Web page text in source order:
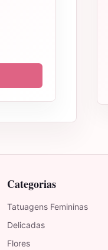
Categorias
Tatuagens Femininas
Delicadas
Flores